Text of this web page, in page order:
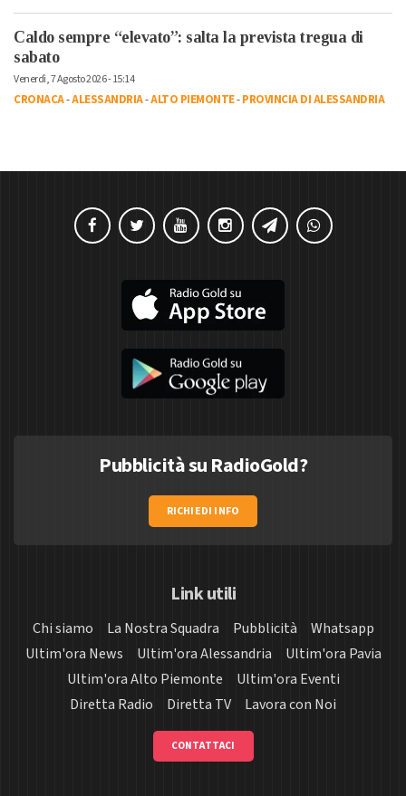
Caldo sempre “elevato”: salta la prevista tregua di
sabato
Venerdì, 7 Agosto 2026 - 15:14
CRONACA-ALESSANDRIA-ALTO PIEMONTE-PROVINCIA DI ALESSANDRIA
Pubblicità su RadioGold?
RICHIEDI INFO
Link utili
Chi siamo La Nostra Squadra Pubblicità
Whatsapp
Ultim'ora News
Ultim'ora Alessandria
Ultim'ora Pavia
Ultim'ora Alto Piemonte
Ultim'ora Eventi
Diretta Radio
Diretta TV Lavora con Noi
CONTATTACI